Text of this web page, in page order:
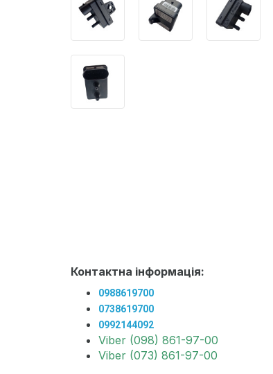
Контактна інформація:
0988619700
0738619700
0992144092
Viber (098) 861-97-00
Viber (073) 861-97-00